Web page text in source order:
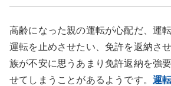
高齢になった親の運転が心配だ、運
運転を止めさせたい、免許を返納さ
族が不安に思うあまり免許返納を強
せてしまうことがあるようです。 運